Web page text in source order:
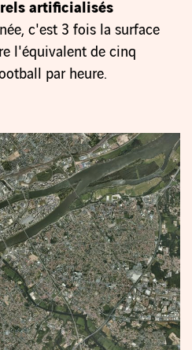
artificialisés
c'est 3 fois la surface
l'équivalent de cinq
par heure.